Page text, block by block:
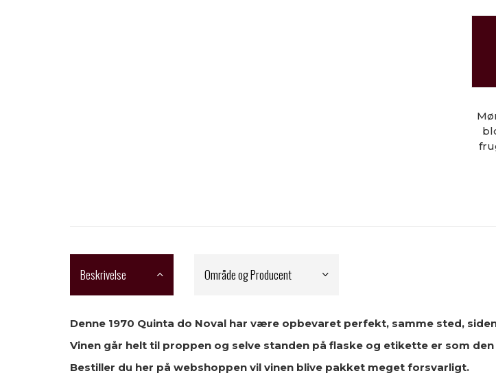
Beskrivelse Område og Producent
Denne 1970 Quinta do Noval har være opbevaret perfekt, samme sted,
Vinen går helt til proppen og selve standen på flaske og etikette er som
Bestiller du her på webshoppen vil vinen blive pakket meget forsvarligt.